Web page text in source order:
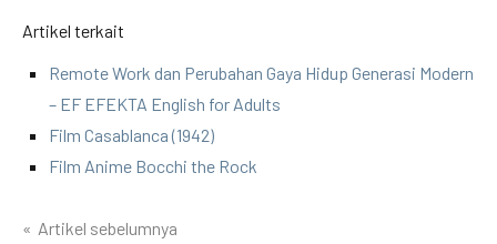
Artikel terkait
Remote Work dan Perubahan Gaya Hidup Generasi Modern
– EF EFEKTA English for Adults
Film Casablanca (1942)
Film Anime Bocchi the Rock
Artikel sebelumnya